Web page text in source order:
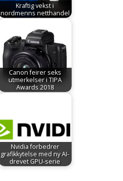
Kraftig vekst i
nordmenns netthandel
Canon feirer seks
utmerkelser i TIPA
Awards 2018
Nvidia forbedrer
grafikkytelse med ny AI-
drevet GPU-serie